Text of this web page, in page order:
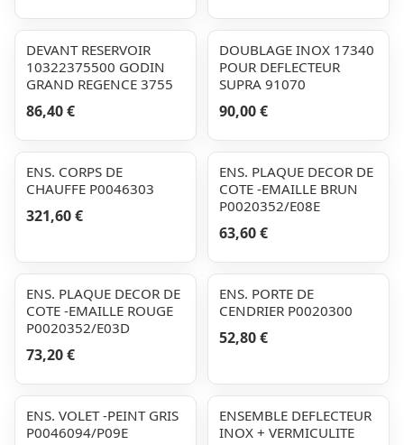
DEVANT RESERVOIR
10322375500 GODIN
GRAND REGENCE 3755
86,40 €
DOUBLAGE INOX 17340
POUR DEFLECTEUR
SUPRA 91070
90,00 €
ENS. CORPS DE
CHAUFFE P0046303
321,60 €
ENS. PLAQUE DECOR DE
COTE -EMAILLE BRUN
P0020352/E08E
63,60 €
ENS. PLAQUE DECOR DE
COTE -EMAILLE ROUGE
P0020352/E03D
73,20 €
ENS. PORTE DE
CENDRIER P0020300
52,80 €
ENS. VOLET -PEINT GRIS
P0046094/P09E
ENSEMBLE DEFLECTEUR
INOX + VERMICULITE